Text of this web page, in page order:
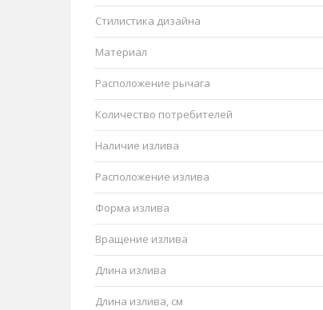
Стилистика дизайна
Материал
Расположение рычага
Количество потребителей
Наличие излива
Расположение излива
Форма излива
Вращение излива
Длина излива
Длина излива, см